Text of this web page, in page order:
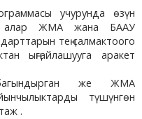
учурунда өзүн
алар ЖМА жана БААУ
тең салмактоого
ыңгайлашууга аракет
же ЖМА
түшүнгөн
.